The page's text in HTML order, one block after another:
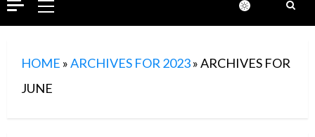
Primary
Menu
HOME »ARCHIVES FOR 2023»ARCHIVES FOR
JUNE